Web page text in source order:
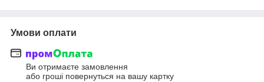
Умови оплати
Ви отримаєте замовлення
або гроші повернуться на вашу картку